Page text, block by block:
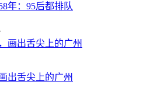
年：95后都排队
出舌尖上的广州